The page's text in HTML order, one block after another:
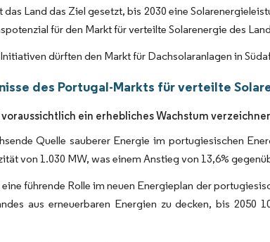
Land das Ziel gesetzt, bis 2030 eine
für den Markt für verteilte Solarenergie des
dürften den Markt für Dachsolaranlagen in
des Portugal-Markts für verteilte
ein erhebliches Wachstum
Quelle sauberer Energie im portugiesischen
von 1.030 MW, was einem Anstieg von 13,6%
führende Rolle im neuen Energieplan der
aus erneuerbaren Energien zu decken, bis 2050